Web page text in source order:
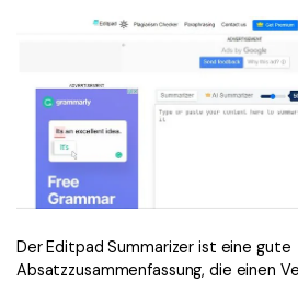
Der Editpad Summarizer ist eine gute
Absatzzusammenfassung, die einen